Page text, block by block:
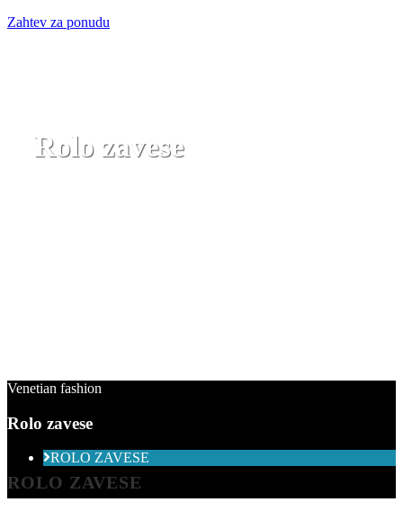
Zahtev za ponudu
Rolo zavese
Venetian fashion
Rolo zavese
ROLO ZAVESE
MINI ROLO ZAVESE
ROLO ZAVESE ZA BALKONE
ROLO ZAVESE